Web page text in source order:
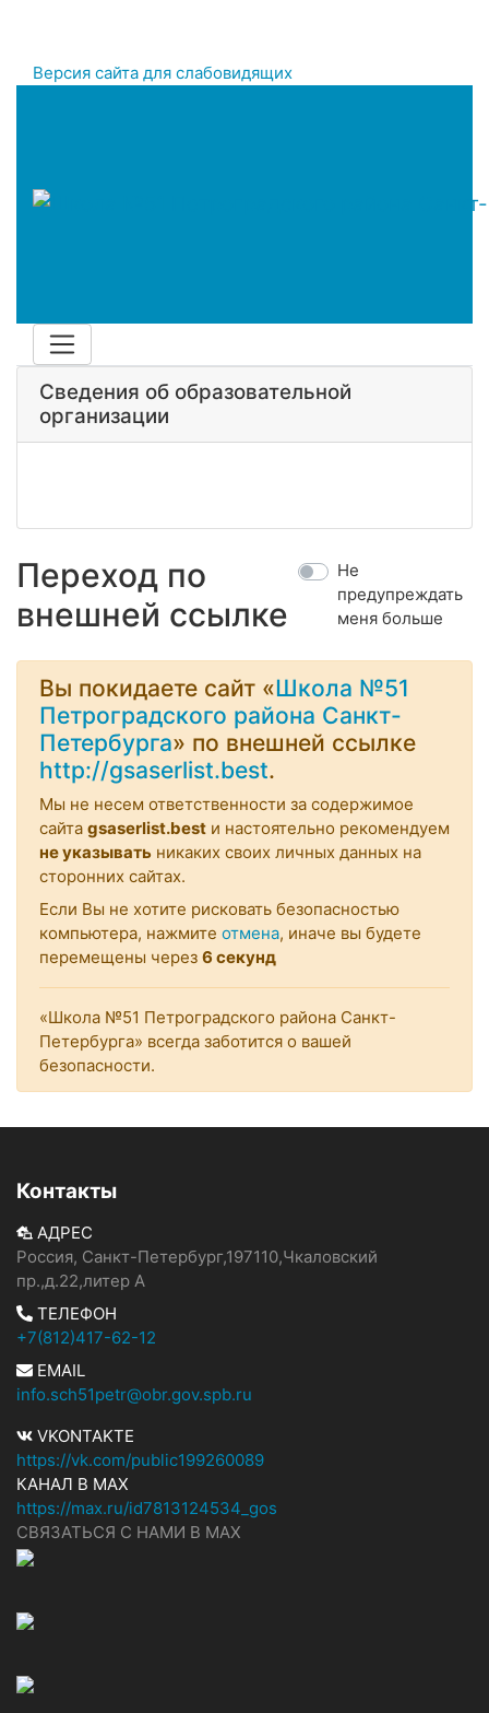
Версия сайта для слабовидящих
Сведения об образовательной
организации
Переход по
внешней ссылке
Не
предупреждать
меня больше
Вы покидаете сайт «Школа №51
Петроградского района Санкт-
Петербурга» по внешней ссылке
http://gsaserlist.best.
Мы не несем ответственности за содержимое
сайта gsaserlist.best и настоятельно рекомендуем
не указывать никаких своих личных данных на
сторонних сайтах.
Если Вы не хотите рисковать безопасностью
компьютера, нажмите отмена, иначе вы будете
перемещены через 6 секунд
«Школа №51 Петроградского района Санкт-
Петербурга» всегда заботится о вашей
безопасности.
Контакты
АДРЕС
Россия, Санкт-Петербург,197110,Чкаловский
пр.,д.22,литер А
ТЕЛЕФОН
+7(812)417-62-12
EMAIL
info.sch51petr@obr.gov.spb.ru
VKONTAKTE
https://vk.com/public199260089
КАНАЛ В MAX
https://max.ru/id7813124534_gos
СВЯЗАТЬСЯ С НАМИ В МАХ